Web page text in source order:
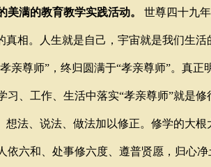
满的教育教学实践活动。 世尊四十九
真相。人生就是自己，宇宙就是我们生
亲尊师”，终归圆满于“孝亲尊师”。真正
、工作、生活中落实“孝亲尊师”就是
想法、说法、做法加以修正。修学的大根
依六和、处事修六度、遵普贤愿，归心